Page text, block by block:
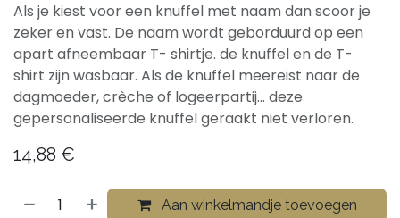
Als je kiest voor een knuffel met naam dan scoor je
zeker en vast. De naam wordt geborduurd op een
apart afneembaar T- shirtje. de knuffel en de T-
shirt zijn wasbaar. Als de knuffel meereist naar de
dagmoeder, crèche of logeerpartij... deze
gepersonaliseerde knuffel geraakt niet verloren.
14,88 €
Aan winkelmandje toevoegen